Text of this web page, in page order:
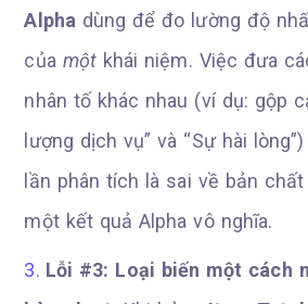
Alphadùng để đo lường độ
của mộtkhái niệm. Việc đưa
nhân tố khác nhau (ví dụ: gộp
lượng dịch vụ” và “Sự hài
lần phân tích là sai về bản
một kết quả Alpha vô nghĩa.
Lỗi #3: Loại biến một cách